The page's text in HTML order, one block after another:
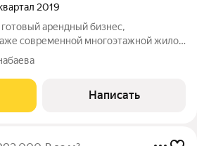
2019
арендный бизнес,
современной многоэтажной жилой
без ступенек, высота потолков
разгрузки. В
Написать